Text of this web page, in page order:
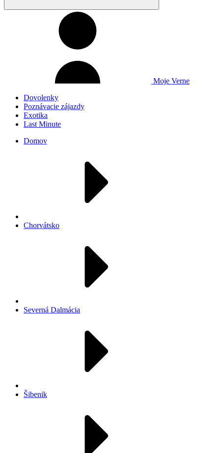
Moje Verne
Dovolenky
Poznávacie zájazdy
Exotika
Last Minute
Domov
Chorvátsko
Severná Dalmácia
Šibenik